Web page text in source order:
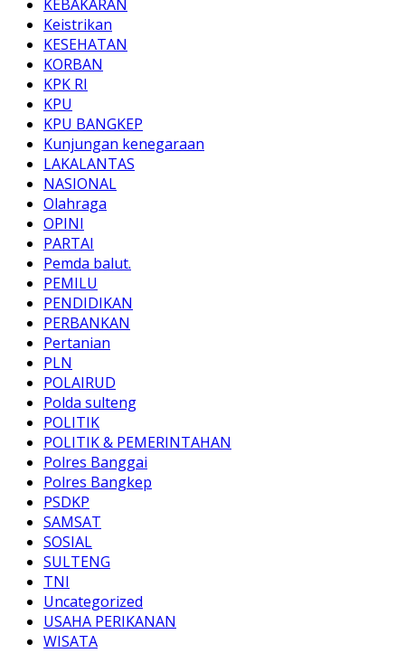
KEBAKARAN
Keistrikan
KESEHATAN
KORBAN
KPK RI
KPU
KPU BANGKEP
Kunjungan kenegaraan
LAKALANTAS
NASIONAL
Olahraga
OPINI
PARTAI
Pemda balut.
PEMILU
PENDIDIKAN
PERBANKAN
Pertanian
PLN
POLAIRUD
Polda sulteng
POLITIK
POLITIK & PEMERINTAHAN
Polres Banggai
Polres Bangkep
PSDKP
SAMSAT
SOSIAL
SULTENG
TNI
Uncategorized
USAHA PERIKANAN
WISATA